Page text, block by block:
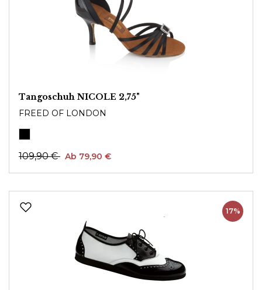
Tangoschuh NICOLE 2,75"
FREED OF LONDON
109,90 € Ab 79,90 €
17%